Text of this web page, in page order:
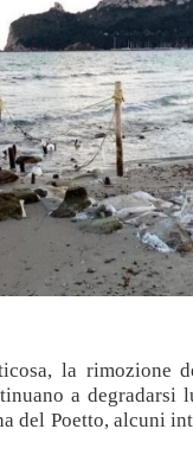
la rimozione
a degradarsi
del Poetto, alcuni